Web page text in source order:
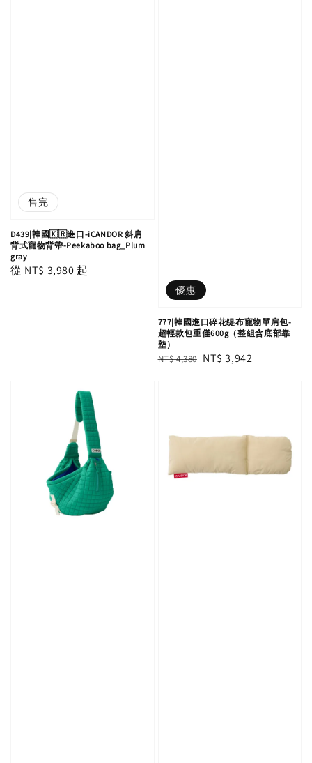
售完
D439|韓國🇰🇷進口-iCANDOR 斜肩
背式寵物背帶-Peekaboo bag_Plum
gray
Regular
從 NT$ 3,980 起
優惠
777|韓國進口碎花缇布寵物單肩包-
超輕款包重僅600g（整組含底部靠
墊）
Regular
NT$ 4,380 Sale
NT$ 3,942